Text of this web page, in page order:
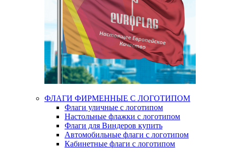
ФЛАГИ ФИРМЕННЫЕ С ЛОГОТИПОМ
Флаги уличные с логотипом
Настольные флажки с логотипом
Флаги для Виндеров купить
Автомобильные флаги с логотипом
Кабинетные флаги с логотипом